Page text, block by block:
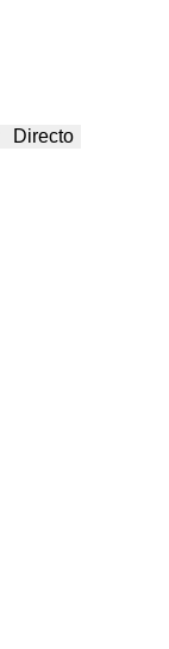
Directo